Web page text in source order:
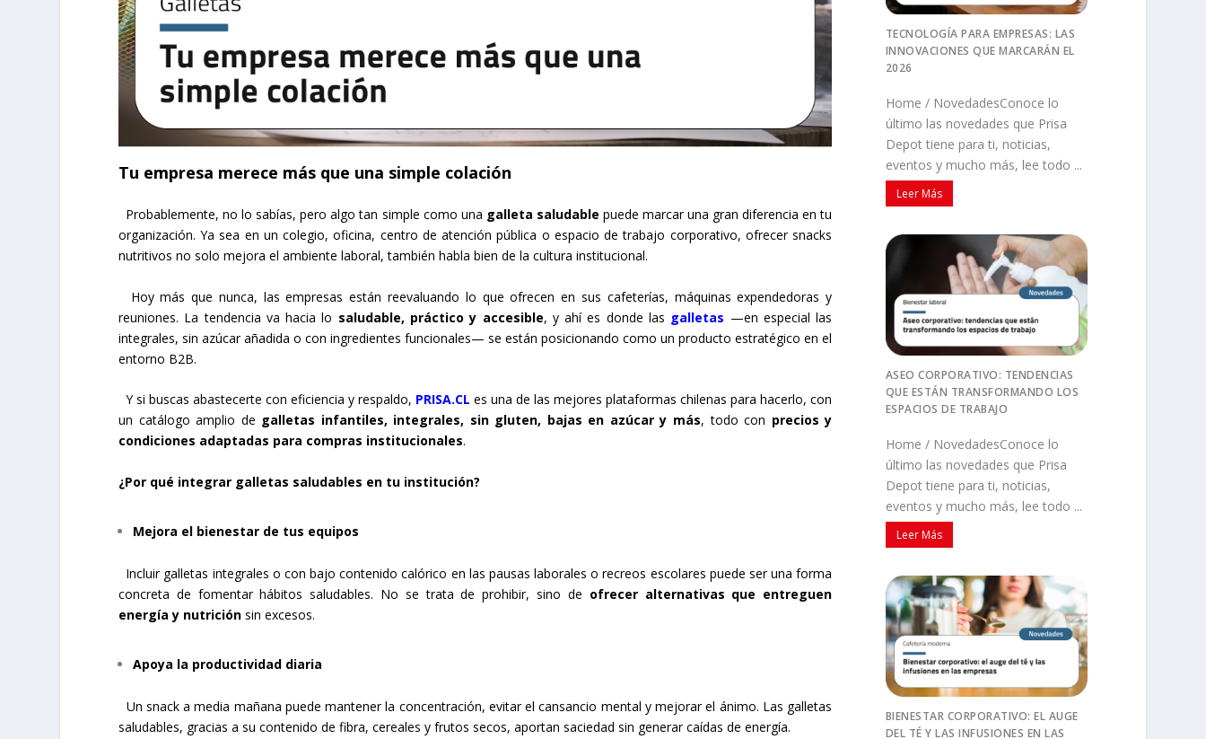
Tu empresa merece más que una simple colación
Probablemente, no lo sabías, pero algo tan simple como una galleta saludable puede marcar una gran diferencia en tu
organización. Ya sea en un colegio, oficina, centro de atención pública o espacio de trabajo corporativo, ofrecer snacks
nutritivos no solo mejora el ambiente laboral, también habla bien de la cultura institucional.
Hoy más que nunca, las empresas están reevaluando lo que ofrecen en sus cafeterías, máquinas expendedoras y
reuniones. La tendencia va hacia lo saludable, práctico y accesible, y ahí es donde las galletas —en especial las
integrales, sin azúcar añadida o con ingredientes funcionales— se están posicionando como un producto estratégico en el
entorno B2B.
Y si buscas abastecerte con eficiencia y respaldo, PRISA.CL es una de las mejores plataformas chilenas para hacerlo, con
un catálogo amplio de galletas infantiles, integrales, sin gluten, bajas en azúcar y más, todo con precios y
condiciones adaptadas para compras institucionales.
¿Por qué integrar galletas saludables en tu institución?
Mejora el bienestar de tus equipos
Incluir galletas integrales o con bajo contenido calórico en las pausas laborales o recreos escolares puede ser una forma
concreta de fomentar hábitos saludables. No se trata de prohibir, sino de ofrecer alternativas que entreguen
energía y nutrición sin excesos.
Apoya la productividad diaria
Un snack a media mañana puede mantener la concentración, evitar el cansancio mental y mejorar el ánimo. Las galletas
saludables, gracias a su contenido de fibra, cereales y frutos secos, aportan saciedad sin generar caídas de energía.
TECNOLOGÍA PARA EMPRESAS: LAS
INNOVACIONES QUE MARCARÁN EL
2026
Home / NovedadesConoce lo
último las novedades que Prisa
Depot tiene para ti, noticias,
eventos y mucho más, lee todo ...
Leer Más
ASEO CORPORATIVO: TENDENCIAS
QUE ESTÁN TRANSFORMANDO LOS
ESPACIOS DE TRABAJO
Home / NovedadesConoce lo
último las novedades que Prisa
Depot tiene para ti, noticias,
eventos y mucho más, lee todo ...
Leer Más
BIENESTAR CORPORATIVO: EL AUGE
DEL TÉ Y LAS INFUSIONES EN LAS